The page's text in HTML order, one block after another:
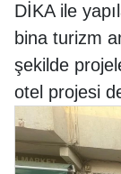
DİKA ile
bina turizm
şekilde
otel projesi